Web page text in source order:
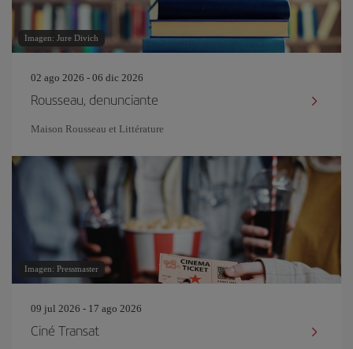
Imagen: Jure Divich
02 ago 2026 - 06 dic 2026
Rousseau, denunciante
Maison Rousseau et Littérature
Imagen: Pressmaster
09 jul 2026 - 17 ago 2026
Ciné Transat